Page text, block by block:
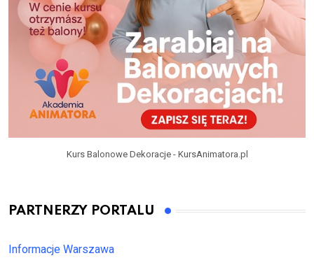
Kurs Balonowe Dekoracje - KursAnimatora.pl
PARTNERZY PORTALU
Informacje Warszawa